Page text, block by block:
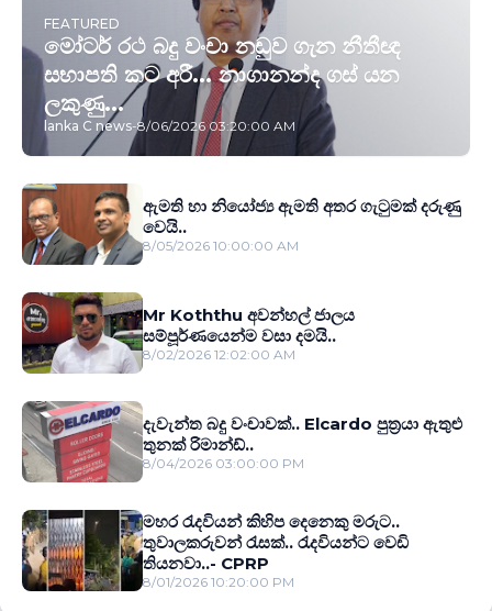
FEATURED
මෝටර් රථ බදු වංචා නඩුව ගැන නීතීඥ
සභාපති කට අරී... නාගානන්ද ගස් යන
ලකුණු...
lanka C news-8/06/2026 03:20:00 AM
ඇමති හා නියෝජ්‍ය ඇමති අතර ගැටුමක් දරුණු
වෙයි..
8/05/2026 10:00:00 AM
Mr Koththu අවන්හල් ජාලය
සම්පූර්ණයෙන්ම වසා දමයි..
8/02/2026 12:02:00 AM
දැවැන්ත බදු වංචාවක්.. Elcardo පුත‍්‍රයා ඇතුළු
තුනක් රිමාන්ඩ්..
8/04/2026 03:00:00 PM
මහර රැදවියන් කිහිප දෙනෙකු මරුට..
තුවාලකරුවන් රැසක්.. රැදවියන්ට වෙඩි
තියනවා..- CPRP
8/01/2026 10:20:00 PM